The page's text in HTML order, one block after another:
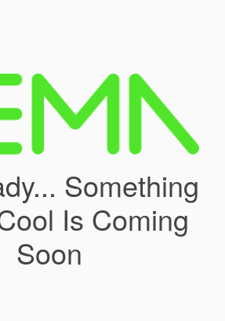
Something
Is Coming
Soon